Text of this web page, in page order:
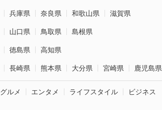
兵庫県 奈良県 和歌山県 滋賀県
山口県 鳥取県 島根県
徳島県 高知県
長崎県 熊本県 大分県 宮崎県 鹿児島県
グルメ エンタメ ライフスタイル ビジネス